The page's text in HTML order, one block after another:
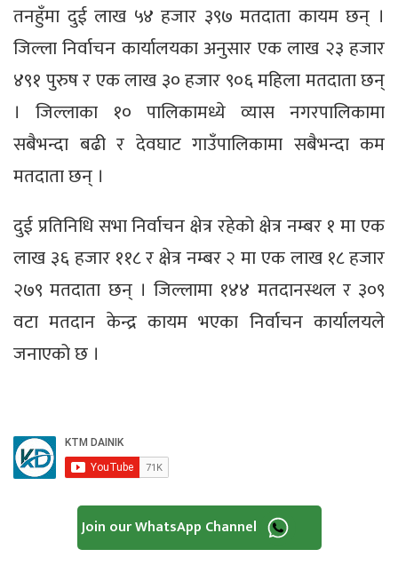
तनहुँमा दुई लाख ५४ हजार ३९७ मतदाता कायम छन् ।
जिल्ला निर्वाचन कार्यालयका अनुसार एक लाख २३ हजार
४९१ पुरुष र एक लाख ३० हजार ९०६ महिला मतदाता छन्
। जिल्लाका १० पालिकामध्ये व्यास नगरपालिकामा
सबैभन्दा बढी र देवघाट गाउँपालिकामा सबैभन्दा कम
मतदाता छन् ।
दुई प्रतिनिधि सभा निर्वाचन क्षेत्र रहेको क्षेत्र नम्बर १ मा एक
लाख ३६ हजार ११८ र क्षेत्र नम्बर २ मा एक लाख १८ हजार
२७९ मतदाता छन् । जिल्लामा १४४ मतदानस्थल र ३०९
वटा मतदान केन्द्र कायम भएका निर्वाचन कार्यालयले
जनाएको छ ।
Join our WhatsApp Channel